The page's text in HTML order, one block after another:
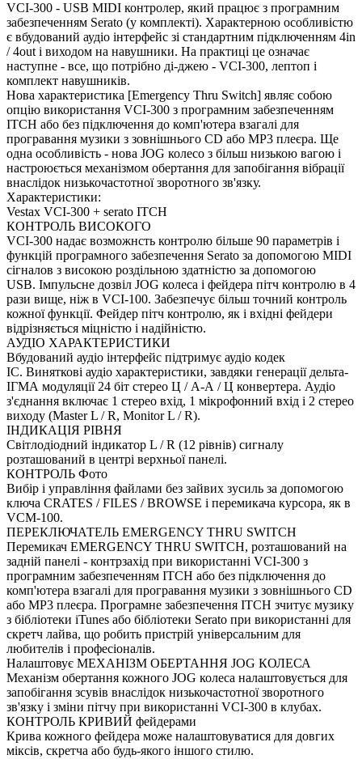
VCI-300 - USB MIDI контролер, який працює з програмним
забезпеченням Serato (у комплекті). Характерною особливістю
є вбудований аудіо інтерфейс зі стандартним підключенням 4in
/ 4out і виходом на навушники. На практиці це означає
наступне - все, що потрібно ді-джею - VCI-300, лептоп і
комплект навушників.
Нова характеристика [Emergency Thru Switch] являє собою
опцію використання VCI-300 з програмним забезпеченням
ITCH або без підключення до комп'ютера взагалі для
програвання музики з зовнішнього CD або MP3 плеєра. Ще
одна особливість - нова JOG колесо з більш низькою вагою і
настроюється механізмом обертання для запобігання вібрації
внаслідок низькочастотної зворотного зв'язку.
Характеристики:
Vestax VCI-300 + serato ITCH
КОНТРОЛЬ ВИСОКОГО
VCI-300 надає возможнсть контролю більше 90 параметрів і
функцій програмного забезпечення Serato за допомогою MIDI
cігналов з високою роздільною здатністю за допомогою
USB. Імпульсне дозвіл JOG колеса і фейдера пітч контролю в 4
рази вище, ніж в VCI-100. Забезпечує більш точний контроль
кожної функції. Фейдер пітч контролю, як і вхідні фейдери
відрізняється міцністю і надійністю.
АУДІО ХАРАКТЕРИСТИКИ
Вбудований аудіо інтерфейс підтримує аудіо кодек
IC. Виняткові аудіо характеристики, завдяки генерації дельта-
ІГМА модуляції 24 біт стерео Ц / А-А / Ц конвертера. Аудіо
з'єднання включає 1 стерео вхід, 1 мікрофонний вхід і 2 стерео
виходу (Master L / R, Monitor L / R).
ІНДИКАЦІЯ РІВНЯ
Світлодіодний індикатор L / R (12 рівнів) сигналу
розташований в центрі верхньої панелі.
КОНТРОЛЬ Фото
Вибір і управління файлами без зайвих зусиль за допомогою
ключа CRATES / FILES / BROWSE і перемикача курсора, як в
VCM-100.
ПЕРЕКЛЮЧАТЕЛЬ EMERGENCY THRU SWITCH
Перемикач EMERGENCY THRU SWITCH, розташований на
задній панелі - контрзахід при використанні VCI-300 з
програмним забезпеченням ITCH або без підключення до
комп'ютера взагалі для програвання музики з зовнішнього CD
або MP3 плеєра. Програмне забезпечення ITCH зчитує музику
з бібліотеки iTunes або бібліотеки Serato при використанні для
скретч лайва, що робить пристрій універсальним для
любителів і професіоналів.
Налаштовує МЕХАНІЗМ ОБЕРТАННЯ JOG КОЛЕСА
Механізм обертання кожного JOG колеса налаштовується для
запобігання зсувів внаслідок низькочастотної зворотного
зв'язку і зміни пітчу при використанні VCI-300 в клубах.
КОНТРОЛЬ КРИВИЙ фейдерами
Крива кожного фейдера може налаштовуватися для довгих
міксів, скретча або будь-якого іншого стилю.